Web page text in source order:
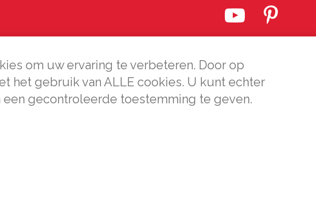
om uw ervaring te verbeteren. Door op
het gebruik van ALLE cookies. U kunt echter
gecontroleerde toestemming te geven.